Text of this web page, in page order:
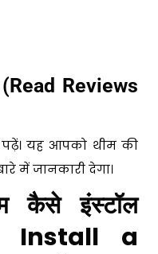
(Read Reviews
पढ़ें। यह आपको थीम की
में जानकारी देगा।
कैसे इंस्टॉल
Install a